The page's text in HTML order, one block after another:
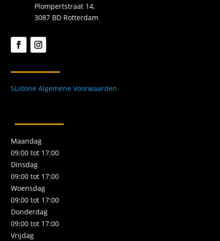
Plompertstraat 14,
3087 BD Rotterdam
SLstone Algemene Voorwaarden
Maandag
09:00 tot 17:00
Dinsdag
09:00 tot 17:00
Woensdag
09:00 tot 17:00
Donderdag
09:00 tot 17:00
Vrijdag